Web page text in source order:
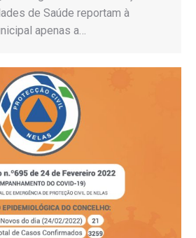
de Saúde reportam à
apenas a…